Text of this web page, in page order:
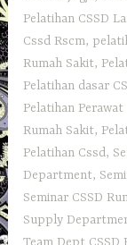
Pelatihan CSSD
Cssd Rscm,
Rumah Sakit,
Pelatihan dasar
Pelatihan Perawat
Rumah Sakit‎,
Pelatihan Cssd,
Department,
Seminar CSSD
Supply